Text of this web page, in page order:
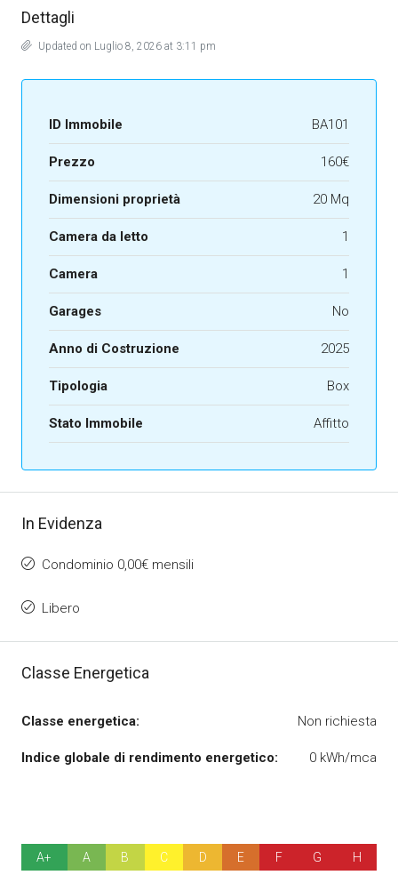
Dettagli
Updated on Luglio 8, 2026 at 3:11 pm
ID Immobile BA101
Prezzo 160€
Dimensioni proprietà 20 Mq
Camera da letto 1
Camera 1
Garages No
Anno di Costruzione 2025
Tipologia Box
Stato Immobile Affitto
In Evidenza
Condominio 0,00€ mensili
Libero
Classe Energetica
Classe energetica: Non richiesta
Indice globale di rendimento energetico: 0 kWh/mca
A+ A B C D E F G H